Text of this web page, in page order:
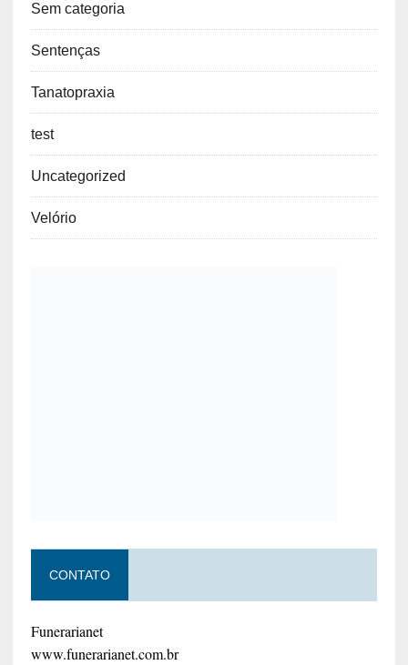
Sem categoria
Sentenças
Tanatopraxia
test
Uncategorized
Velório
CONTATO
Funerarianet
www.funerarianet.com.br